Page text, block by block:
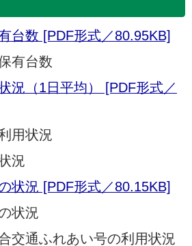
台数 [PDF形式／80.95KB]
有台数
況（1日平均） [PDF形式／
用状況
況
状況 [PDF形式／80.15KB]
状況
交通ふれあい号の利用状況